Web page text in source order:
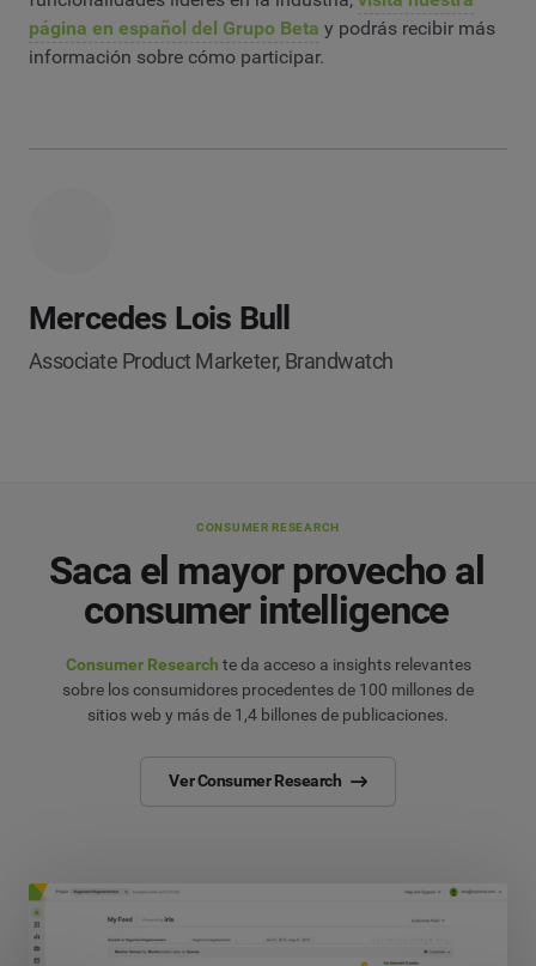
página en español del Grupo Beta y podrás recibir más
información sobre cómo participar.
Mercedes Lois Bull
Associate Product Marketer, Brandwatch
CONSUMER RESEARCH
Saca el mayor provecho al
consumer intelligence
Consumer Research te da acceso a insights relevantes
sobre los consumidores procedentes de 100 millones de
sitios web y más de 1,4 billones de publicaciones.
Ver Consumer Research